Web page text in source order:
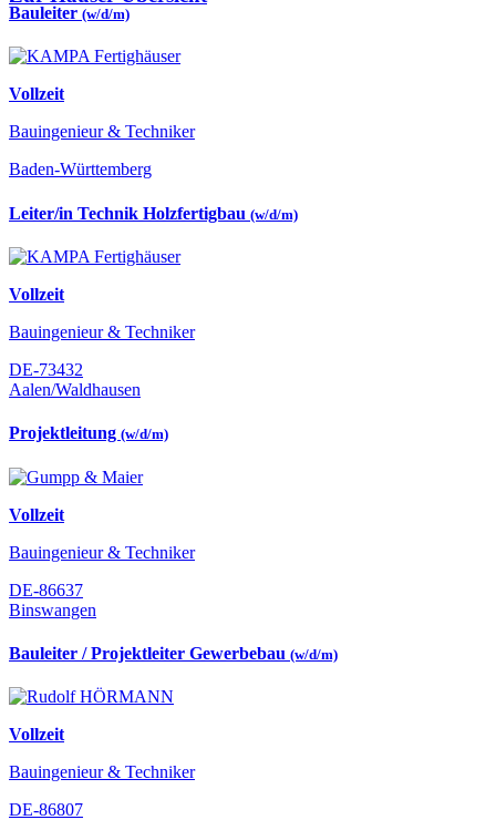
Bauleiter (w/d/m)
Vollzeit
Bauingenieur & Techniker
Baden-Württemberg
Leiter/in Technik Holzfertigbau (w/d/m)
Vollzeit
Bauingenieur & Techniker
DE-73432
Aalen/Waldhausen
Projektleitung (w/d/m)
Vollzeit
Bauingenieur & Techniker
DE-86637
Binswangen
Bauleiter / Projektleiter Gewerbebau (w/d/m)
Vollzeit
Bauingenieur & Techniker
DE-86807